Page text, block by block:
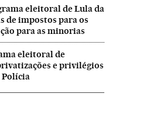
eleitoral de Lula da
de impostos para os
para as minorias
eleitoral de
e privilégios
Polícia